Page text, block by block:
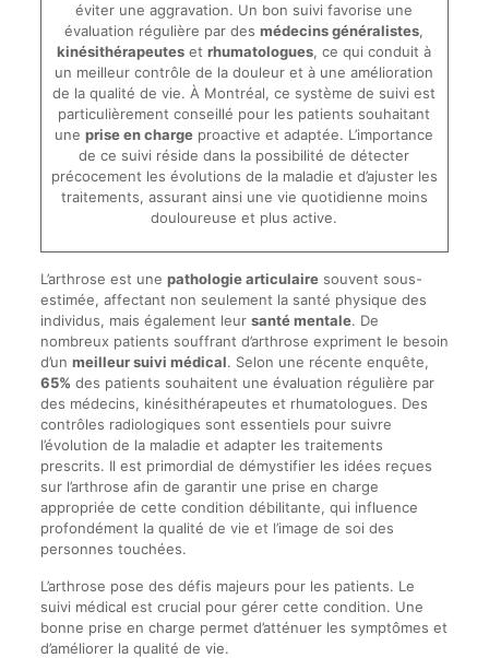
éviter une aggravation. Un bon suivi favorise une
évaluation régulière par desmédecins généralistes,
kinésithérapeutes etrhumatologues, ce qui conduit à
un meilleur contrôle de la douleur et à une amélioration
de la qualité de vie. À Montréal, ce système de suivi est
particulièrement conseillé pour les patients souhaitant
uneprise en charge proactive et adaptée. L’importance
de ce suivi réside dans la possibilité de détecter
précocement les évolutions de la maladie et d’ajuster les
traitements, assurant ainsi une vie quotidienne moins
douloureuse et plus active.
L’arthrose est une pathologie articulairesouvent sous-
estimée, affectant non seulement la santé physique des
individus, mais également leur santé mentale. De
nombreux patients souffrant d’arthrose expriment le besoin
d’un meilleur suivi médical. Selon une récente enquête,
65% des patients souhaitent une évaluation régulière par
des médecins, kinésithérapeutes et rhumatologues. Des
contrôles radiologiques sont essentiels pour suivre
l’évolution de la maladie et adapter les traitements
prescrits. Il est primordial de démystifier les idées reçues
sur l’arthrose afin de garantir une prise en charge
appropriée de cette condition débilitante, qui influence
profondément la qualité de vie et l’image de soi des
personnes touchées.
L’arthrose pose des défis majeurs pour les patients. Le
suivi médical est crucial pour gérer cette condition. Une
bonne prise en charge permet d’atténuer les symptômes et
d’améliorer la qualité de vie.